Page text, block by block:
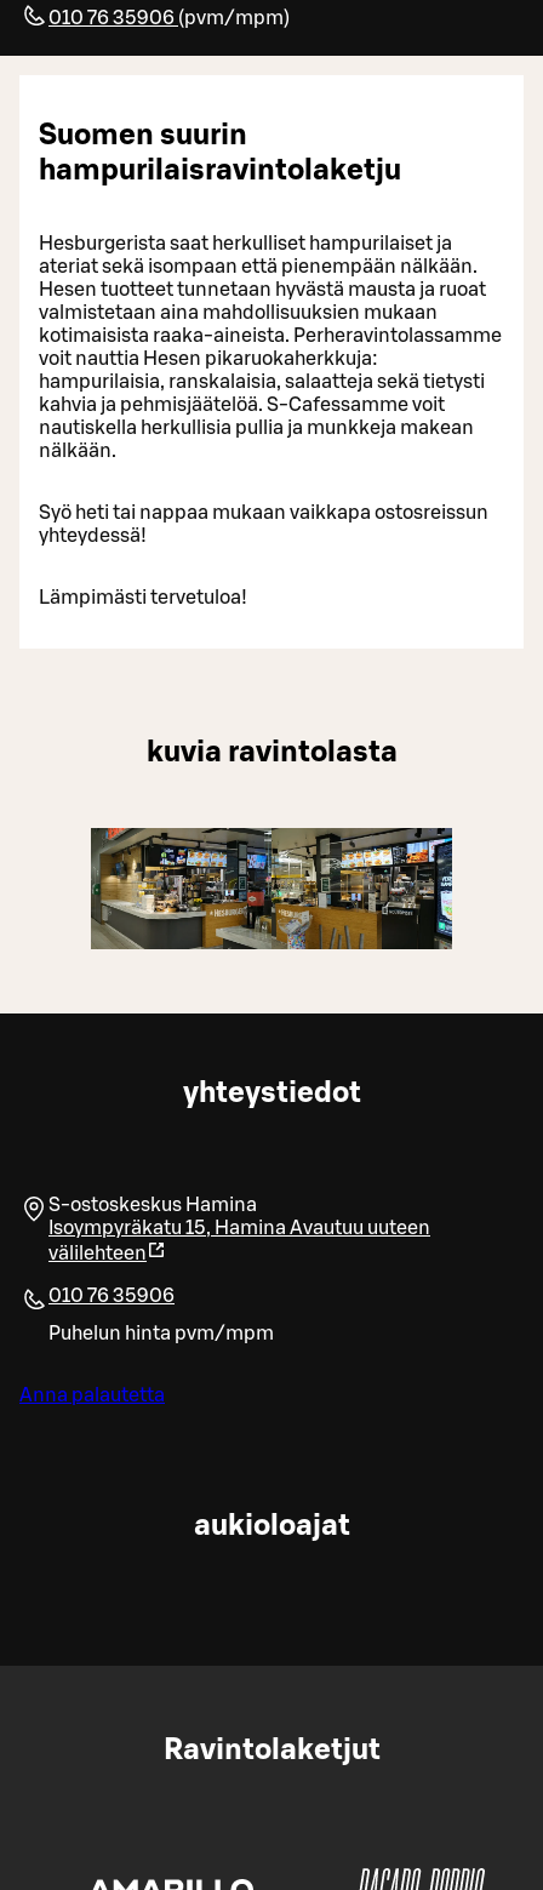
010 76 35906 (pvm/mpm)
Suomen suurin
hampurilaisravintolaketju
Hesburgerista saat herkulliset hampurilaiset ja
ateriat sekä isompaan että pienempään nälkään.
Hesen tuotteet tunnetaan hyvästä mausta ja ruoat
valmistetaan aina mahdollisuuksien mukaan
kotimaisista raaka-aineista. Perheravintolassamme
voit nauttia Hesen pikaruokaherkkuja:
hampurilaisia, ranskalaisia, salaatteja sekä tietysti
kahvia ja pehmisjäätelöä. S-Cafessamme voit
nautiskella herkullisia pullia ja munkkeja makean
nälkään.
Syö heti tai nappaa mukaan vaikkapa ostosreissun
yhteydessä!
Lämpimästi tervetuloa!
kuvia ravintolasta
yhteystiedot
S-ostoskeskus Hamina
Isoympyräkatu 15, Hamina Avautuu uuteen
välilehteen
010 76 35906
Puhelun hinta pvm/mpm
Anna palautetta
aukioloajat
Ravintolaketjut